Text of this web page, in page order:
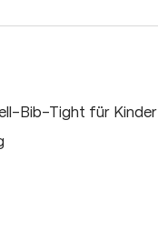
Bib-Tight für Kinder